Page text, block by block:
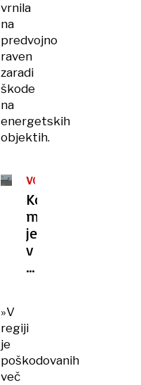
vrnila
na
predvojno
raven
zaradi
škode
na
energetskih
objektih.
VOJNA
V
IRANU
Koliko
min
je
v
Hormuški
katero
beli
»V
regiji
je
poškodovanih
več